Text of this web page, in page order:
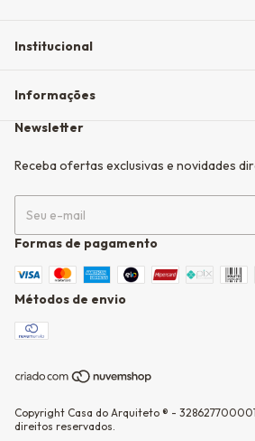
Institucional
Informações
Newsletter
Receba ofertas exclusivas e novidades
Formas de pagamento
Métodos de envio
Copyright Casa do Arquiteto ® -
direitos reservados.